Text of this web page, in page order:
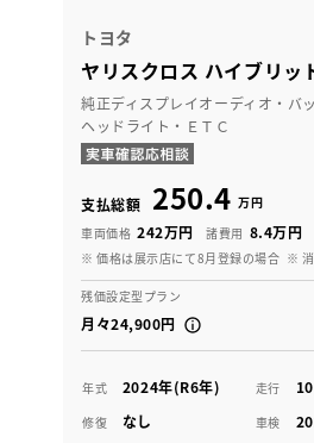
トヨタ
ヤリスクロス ハイブリッ
純正ディスプレイオーディオ・バ
ヘッドライト・ＥＴＣ
支払総額 250.4 万円
車両価格 242万円 諸費用 8.4万円
※ 価格は展示店にて8月登録の場合 ※
残価設定型プラン
月々24,900円
年式 2024年(R6年) 走行
修復 なし 車検